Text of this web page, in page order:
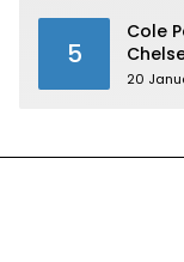
5
Cole
20